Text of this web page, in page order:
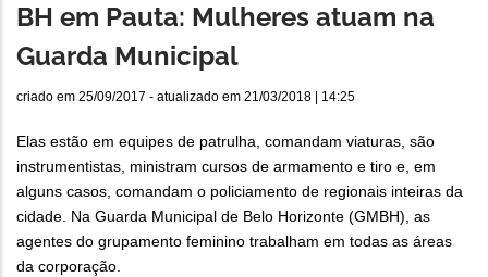
BH em Pauta: Mulheres atuam na
Guarda Municipal
criado em 25/09/2017 - atualizado em 21/03/2018 | 14:25
Elas estão em equipes de patrulha, comandam viaturas, são
instrumentistas, ministram cursos de armamento e tiro e, em
alguns casos, comandam o policiamento de regionais inteiras da
cidade. Na Guarda Municipal de Belo Horizonte (GMBH), as
agentes do grupamento feminino trabalham em todas as áreas
da corporação.